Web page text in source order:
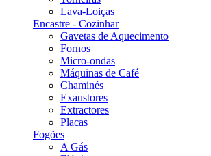
Lava-Loiças
Encastre - Cozinhar
Gavetas de Aquecimento
Fornos
Micro-ondas
Máquinas de Café
Chaminés
Exaustores
Extractores
Placas
Fogões
A Gás